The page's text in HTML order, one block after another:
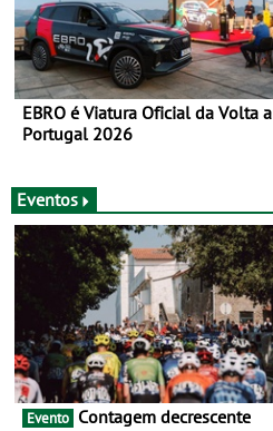
EBRO é Viatura Oficial da Volta a
Portugal 2026
Eventos
Evento